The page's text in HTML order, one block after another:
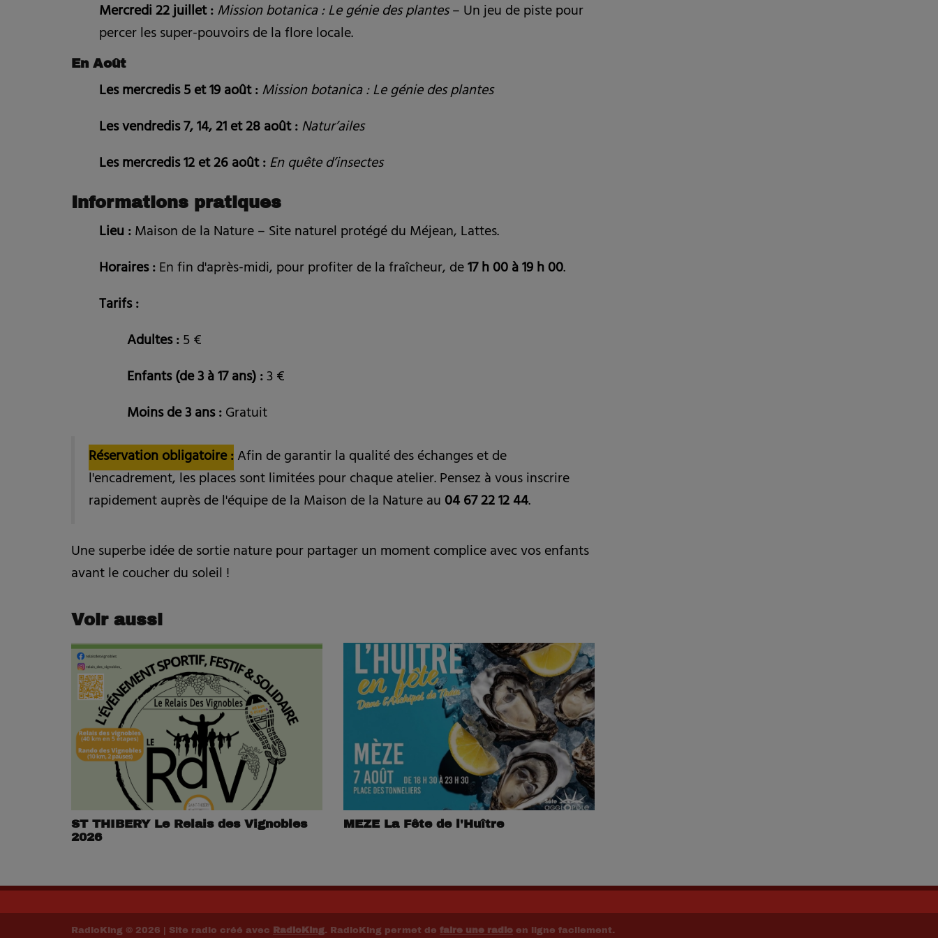
Mercredi 22 juillet :Mission botanica : Le génie des plantes– Un jeu de piste pour
percer les super-pouvoirs de la flore locale.
En Août
Les mercredis 5 et 19 août :Mission botanica : Le génie des plantes
Les vendredis 7, 14, 21 et 28 août :Natur’ailes
Les mercredis 12 et 26 août :En quête d’insectes
Informations pratiques
Lieu :Maison de la Nature – Site naturel protégé du Méjean, Lattes.
Horaires :En fin d'après-midi, pour profiter de la fraîcheur, de17 h 00 à 19 h 00.
Tarifs :
Adultes :5 €
Enfants (de 3 à 17 ans) :3 €
Moins de 3 ans :Gratuit
Réservation obligatoire :Afin de garantir la qualité des échanges et de
l'encadrement, les places sont limitées pour chaque atelier. Pensez à vous inscrire
rapidement auprès de l'équipe de la Maison de la Nature au04 67 22 12 44.
Une superbe idée de sortie nature pour partager un moment complice avec vos enfants
avant le coucher du soleil !
Voir aussi
ST THIBERY Le Relais des Vignobles
2026
MEZE La Fête de l'Huître
RadioKing © 2026 | Site radio créé avec RadioKing. RadioKing permet de faire une radio en ligne facilement.